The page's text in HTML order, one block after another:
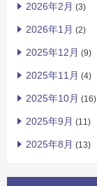
2026年2月 (3)
2026年1月 (2)
2025年12月 (9)
2025年11月 (4)
2025年10月 (16)
2025年9月 (11)
2025年8月 (13)